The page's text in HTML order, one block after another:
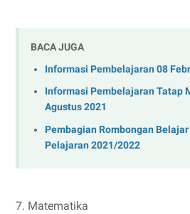
BACA JUGA
Informasi Pembelajaran 08
Informasi Pembelajaran Tatap
Agustus 2021
Pembagian Rombongan Belajar
Pelajaran 2021/2022
7. Matematika